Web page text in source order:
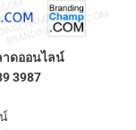
ดออนไลน์
3987